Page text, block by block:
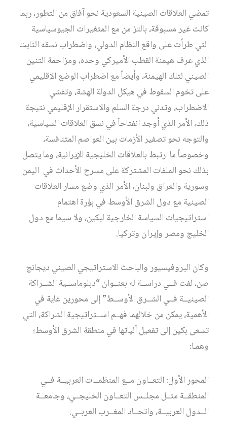
تمضي العلاقات الصينية السعودية نحو آفاق من التطور، ربما
كانت غير مسبوقة، بالتزامن مع المتغيرات الجيوسياسية
التي طرأت على واقع النظام الدولي، واضطراب نسقه الثابت
الذي عرف هيمنة القطب الأميركي وحده، ومزاحمة التنين
الصيني لتلك الهيمنة، وأيضاً مع اضطراب الوضع الإقليمي
على تخوم السقوط في هيكل الدولة الهشة، وتفشي
الاضطراب، وتدني درجة السلم والاستقرار الإقليمي نتيجة
ذلك، الأمر الذي أوجد انفتاحاً في نسق العلاقات السياسية،
والتوجه نحو تصفير الأزمات بين العواصم المتنافسة،
وخصوصاً ما ارتبط بالعلاقات الخليجية الإيرانية، وما يتصل
بذلك نحو الملفات المشتركة على مسرح الأحداث في اليمن
وسورية والعراق ولبنان، الأمر الذي وضع مسار العلاقات
الصينية مع دول الشرق الأوسط في بؤرة اهتمام
استراتيجيات السياسة الخارجية لبكين، ولا سيما مع دول
الخليج ومصر وإيران وتركيا.
وكان البروفيسيور والباحث الاستراتيجي الصيني ديجانج
صن، لفت فــي دراســة له بعنــوان “دبلوماســية الشــراكة
الصينيــة فــي الشــرق الأوســط” إلى محورين غاية في
الأهمية، يمكن من خلالهما فهــم اســتراتيجية الشراكة، التي
تسعى بكين إلى تفعيل آلياتها في منطقة الشرق الأوسط؛
وهمـا:
المحور الأول: التعــاون مــع المنظمــات العربيــة فــي
المنطقــة مثــل مجلــس التعــاون الخليجــي، وجامعــة
الــدول العربيــة، واتحــاد المغــرب العربــي.